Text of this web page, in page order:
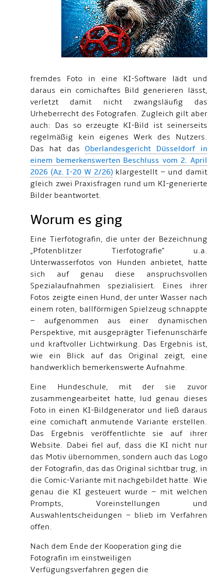
fremdes Foto in eine KI-Software lädt und
daraus ein comichaftes Bild generieren lässt,
verletzt damit nicht zwangsläufig das
Urheberrecht des Fotografen. Zugleich gilt aber
auch: Das so erzeugte KI-Bild ist seinerseits
regelmäßig kein eigenes Werk des Nutzers.
Das hat dasOberlandesgericht Düsseldorf in
einem bemerkenswerten Beschluss vom 2. April
2026 (Az. I-20 W 2/26)klargestellt – und damit
gleich zwei Praxisfragen rund um KI-generierte
Bilder beantwortet.
Worum es ging
Eine Tierfotografin, die unter der Bezeichnung
„Pfotenblitzer Tierfotografie" u.a.
Unterwasserfotos von Hunden anbietet, hatte
sich auf genau diese anspruchsvollen
Spezialaufnahmen spezialisiert. Eines ihrer
Fotos zeigte einen Hund, der unter Wasser nach
einem roten, ballförmigen Spielzeug schnappte
– aufgenommen aus einer dynamischen
Perspektive, mit ausgeprägter Tiefenunschärfe
und kraftvoller Lichtwirkung. Das Ergebnis ist,
wie ein Blick auf das Original zeigt, eine
handwerklich bemerkenswerte Aufnahme.
Eine Hundeschule, mit der sie zuvor
zusammengearbeitet hatte, lud genau dieses
Foto in einen KI-Bildgenerator und ließ daraus
eine comichaft anmutende Variante erstellen.
Das Ergebnis veröffentlichte sie auf ihrer
Website. Dabei fiel auf, dass die KI nicht nur
das Motiv übernommen, sondern auch das Logo
der Fotografin, das das Original sichtbar trug, in
die Comic-Variante mit nachgebildet hatte. Wie
genau die KI gesteuert wurde – mit welchen
Prompts, Voreinstellungen und
Auswahlentscheidungen – blieb im Verfahren
offen.
Nach dem Ende der Kooperation ging die
Fotografin im einstweiligen
Verfügungsverfahren gegen die